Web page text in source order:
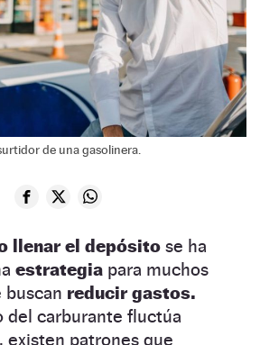
de una gasolinera.
llenar el depósito se ha
estrategia para muchos
reducir gastos.
del carburante fluctúa
patrones que